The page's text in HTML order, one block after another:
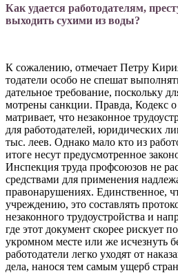
Как удается работодателям,
выходить сухими из воды?
К сожалению, отмечает Пет­ру
тодатели особо не спешат
дательное требование, посколь­ку
мотрены санкции. Правда, Ко­декс
матривает, что незаконное
для работодателей, юридических
тыс. леев. Однако мало кто из
итоге не­сут предусмотренное
Инспекция труда профсоюзов не
средства­ми для применения
правонарушени­ях. Единственное,
учреждению, это состав­лять
незаконного трудоустройства и
где этот документ скорее риску­ет
укромном месте или же исчезнуть
работодатели легко уходят от
дела, нанося тем самым ущерб